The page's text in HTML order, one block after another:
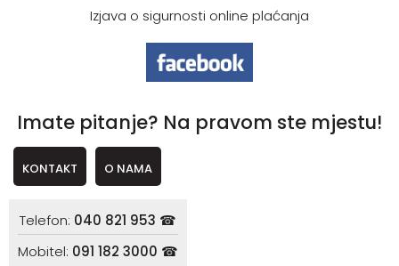
Izjava o sigurnosti online plaćanja
Imate pitanje? Na pravom ste mjestu!
KONTAKT O NAMA
Telefon: 040 821 953 ☎
Mobitel: 091 182 3000 ☎